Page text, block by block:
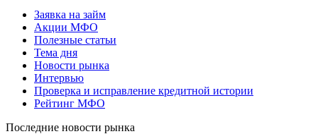
Заявка на займ
Акции МФО
Полезные статьи
Тема дня
Новости рынка
Интервью
Проверка и исправление кредитной истории
Рейтинг МФО
Последние новости рынка